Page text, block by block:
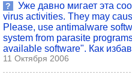
?
Уже давно мигает эта
virus activities. They may
Please, use antimalware
system from parasite
available software". Как
11 Октября 2006